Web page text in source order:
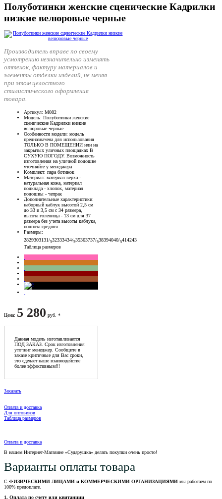
Полуботинки женские сценические Кадрилки
низкие велюровые черные
Производитель вправе по своему
усмотрению незначительно изменять
оттенок, фактуру материалов и
элементы отделки изделий, не меняя
при этом целостного
стилистического оформления
товара.
Артикул: М082
Модель: Полуботинки женские
сценические Кадрилки низкие
велюровые черные
Особенности модели: модель
предназначена для использования
ТОЛЬКО В ПОМЕЩЕНИИ или на
закрытых уличных площадках В
СУХУЮ ПОГОДУ. Возможность
изготовления на уличной подошве
уточняйте у менеджера
Комплект: пара ботинок
Материал: материал верха -
натуральная кожа, материал
подклада - хлопок, материал
подошвы - чепрак
Дополнительные характеристики:
наборный каблук высотой 2,5 см
до 33 и 3,5 см с 34 размера,
высота голенища - 13 см для 37
размера без учета высоты каблука,
полнота средняя
Размеры:
2829303131/532333434/535363737/538394040/5414243
Таблица размеров
Цена: 5 280 руб. *
Данная модель изготавливается
ПОД ЗАКАЗ. Срок изготовления
уточнит менеджер. Сообщите в
заказе критичные для Вас сроки,
это сделает наше взаимодейстие
более эффективным!!!
Заказать
Оплата и доставка
Для оптовиков
Таблица размеров
Оплата и доставка
В нашем Интернет-Магазине «Сударушка» делать покупки очень просто!
Варианты оплаты товара
С ФИЗИЧЕСКИМИ ЛИЦАМИ и КОММЕРЧЕСКИМИ ОРГАНИЗАЦИЯМИ мы работаем по
100% предоплате.
1. Оплата по счету или квитанции